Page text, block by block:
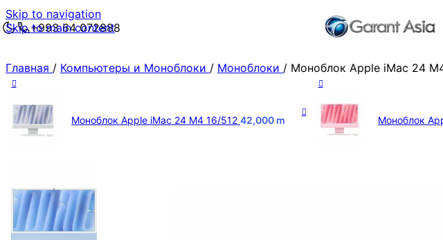
Skip to navigation
Skip to main content
+993 64 072888
Главная / Компьютеры и Моноблоки / Моноблоки / Моноблок Apple iMac 24
Моноблок Apple iMac 24 M4 16/512 42,000 m Моноблок